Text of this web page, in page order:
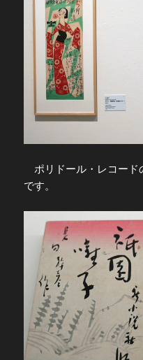
ポリドール・レコード
です。